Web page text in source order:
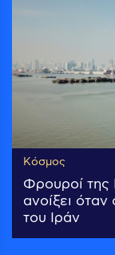
Κόσμος
Φρουροί
ανοίξει
του Ιράν